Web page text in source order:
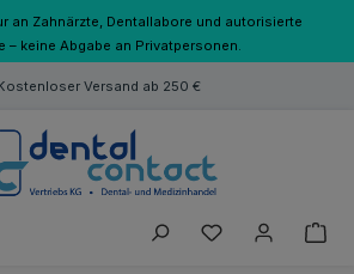
an Zahnärzte, Dentallabore und autorisierte
– keine Abgabe an Privatpersonen.
Versand ab 250 €
Du hast 0